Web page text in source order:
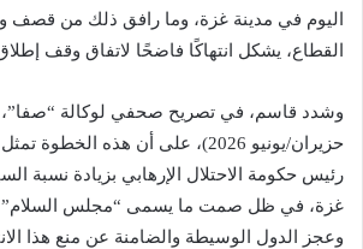
اليوم في مدينة غزة، وما رافق ذلك من قصف
القطاع، يشكل انتهاكًا فاضحًا لاتفاق وقف إطلاق
حزيران/يونيو 2026)، على أن هذه
رئيس حكومة الاحتلال الإرهابي بزيادة نسبة
غزة، في ظل صمت ما يسمى “مجلس السلام”
وعجز الدول الوسيطة والضامنة عن منع هذا